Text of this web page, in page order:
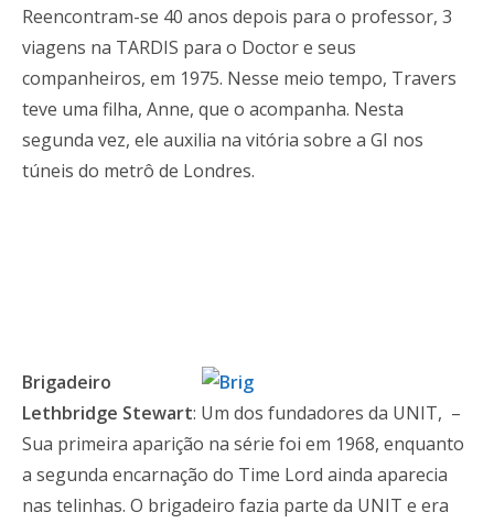
Reencontram-se 40 anos depois para o professor, 3
viagens na TARDIS para o Doctor e seus
companheiros, em 1975. Nesse meio tempo, Travers
teve uma filha, Anne, que o acompanha. Nesta
segunda vez, ele auxilia na vitória sobre a GI nos
túneis do metrô de Londres.
Brigadeiro
Lethbridge Stewart: Um dos fundadores da UNIT, –
Sua primeira aparição na série foi em 1968, enquanto
a segunda encarnação do Time Lord ainda aparecia
nas telinhas. O brigadeiro fazia parte da UNIT e era